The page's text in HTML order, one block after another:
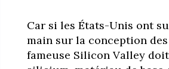
Car si les États-Unis ont
main sur la conception
fameuse Silicon Valley